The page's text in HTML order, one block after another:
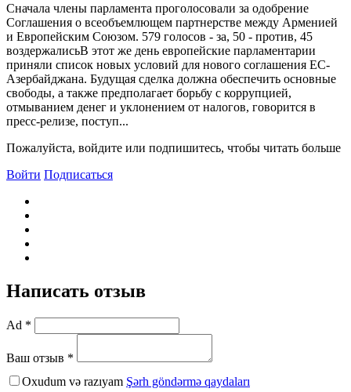
Сначала члены парламента проголосовали за одобрение
Соглашения о всеобъемлющем партнерстве между Арменией
и Европейским Союзом. 579 голосов - за, 50 - против, 45
воздержалисьB этот же день европейские парламентарии
приняли список новых условий для нового соглашения ЕС-
Азербайджана. Будущая сделка должна обеспечить основные
свободы, а также предполагает борьбу с коррупцией,
отмыванием денег и уклонением от налогов, говорится в
пресс-релизе, поступ...
Пожалуйста, войдите или подпишитесь, чтобы читать больше
Войти Подписаться
Написать отзыв
Ad *
Ваш отзыв *
Oxudum və razıyam Şərh göndərmə qaydaları